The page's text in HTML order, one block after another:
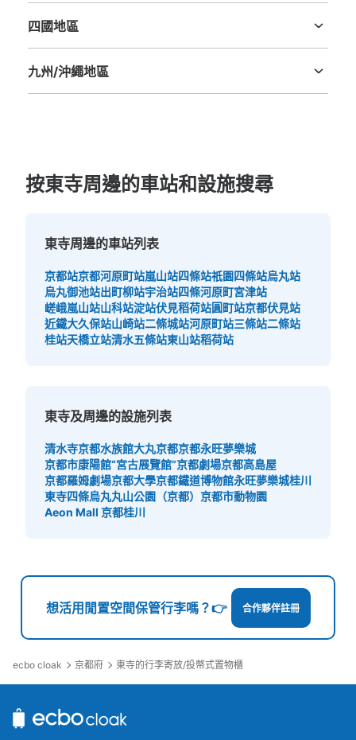
四國地區
九州/沖繩地區
按東寺周邊的車站和設施搜尋
東寺周邊的車站列表
京都站京都河原町站嵐山站四條站祇園四條站烏丸站
烏丸御池站出町柳站宇治站四條河原町宮津站
嵯峨嵐山站山科站淀站伏見稻荷站圓町站京都伏見站
近鐵大久保站山崎站二條城站河原町站三條站二條站
桂站天橋立站清水五條站東山站稻荷站
東寺及周邊的設施列表
清水寺京都水族館大丸京都京都永旺夢樂城
京都市康陽館“宮古展覽館”京都劇場京都高島屋
京都羅姆劇場京都大學京都鐵道博物館永旺夢樂城桂川
東寺四條烏丸丸山公園（京都） 京都市動物園
Aeon Mall 京都桂川
想活用閒置空間保管行李嗎？👉 合作夥伴註冊
ecbo cloak 京都府 東寺的行李寄放/投幣式置物櫃